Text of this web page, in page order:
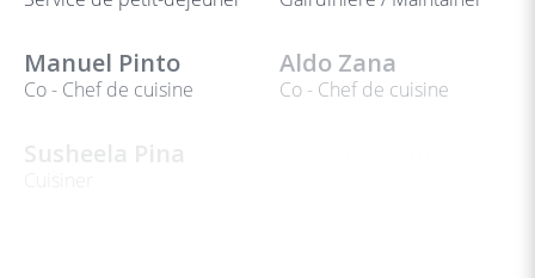
Manuel Pinto
Co - Chef de cuisine
Aldo Zana
Co - Chef de cuisine